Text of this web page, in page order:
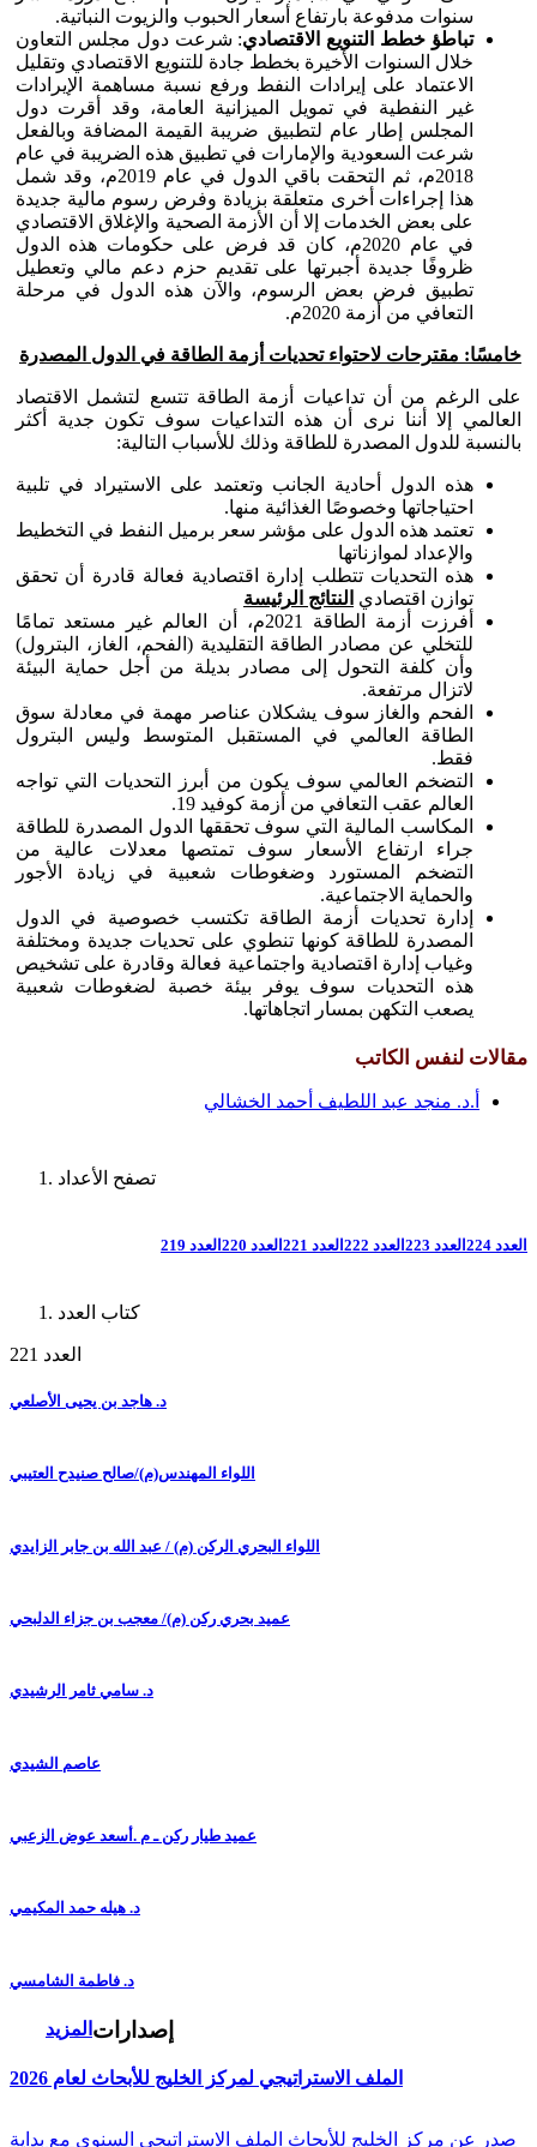
سنوات مدفوعة بارتفاع أسعار الحبوب والزيوت النباتية.
تباطؤ خطط التنويع الاقتصادي: شرعت دول مجلس التعاون
خلال السنوات الأخيرة بخطط جادة للتنويع الاقتصادي وتقليل
الاعتماد على إيرادات النفط ورفع نسبة مساهمة الإيرادات
غير النفطية في تمويل الميزانية العامة، وقد أقرت دول
المجلس إطار عام لتطبيق ضريبة القيمة المضافة وبالفعل
شرعت السعودية والإمارات في تطبيق هذه الضريبة في عام
2018م، ثم التحقت باقي الدول في عام 2019م، وقد شمل
هذا إجراءات أخرى متعلقة بزيادة وفرض رسوم مالية جديدة
على بعض الخدمات إلا أن الأزمة الصحية والإغلاق الاقتصادي
في عام 2020م، كان قد فرض على حكومات هذه الدول
ظروفًا جديدة أجبرتها على تقديم حزم دعم مالي وتعطيل
تطبيق فرض بعض الرسوم، والآن هذه الدول في مرحلة
التعافي من أزمة 2020م.
خامسًا: مقترحات لاحتواء تحديات أزمة الطاقة في الدول المصدرة
على الرغم من أن تداعيات أزمة الطاقة تتسع لتشمل الاقتصاد
العالمي إلا أننا نرى أن هذه التداعيات سوف تكون جدية أكثر
بالنسبة للدول المصدرة للطاقة وذلك للأسباب التالية:
هذه الدول أحادية الجانب وتعتمد على الاستيراد في تلبية
احتياجاتها وخصوصًا الغذائية منها.
تعتمد هذه الدول على مؤشر سعر برميل النفط في التخطيط
والإعداد لموازناتها
هذه التحديات تتطلب إدارة اقتصادية فعالة قادرة أن تحقق
توازن اقتصادي النتائج الرئيسة
أفرزت أزمة الطاقة 2021م، أن العالم غير مستعد تمامًا
للتخلي عن مصادر الطاقة التقليدية (الفحم، الغاز، البترول)
وأن كلفة التحول إلى مصادر بديلة من أجل حماية البيئة
لاتزال مرتفعة.
الفحم والغاز سوف يشكلان عناصر مهمة في معادلة سوق
الطاقة العالمي في المستقبل المتوسط وليس البترول
فقط.
التضخم العالمي سوف يكون من أبرز التحديات التي تواجه
العالم عقب التعافي من أزمة كوفيد 19.
المكاسب المالية التي سوف تحققها الدول المصدرة للطاقة
جراء ارتفاع الأسعار سوف تمتصها معدلات عالية من
التضخم المستورد وضغوطات شعبية في زيادة الأجور
والحماية الاجتماعية.
إدارة تحديات أزمة الطاقة تكتسب خصوصية في الدول
المصدرة للطاقة كونها تنطوي على تحديات جديدة ومختلفة
وغياب إدارة اقتصادية واجتماعية فعالة وقادرة على تشخيص
هذه التحديات سوف يوفر بيئة خصبة لضغوطات شعبية
يصعب التكهن بمسار اتجاهاتها.
مقالات لنفس الكاتب
أ.د. منجد عبد اللطيف أحمد الخشالي
تصفح الأعداد
العدد 224 العدد 223 العدد 222 العدد 221 العدد 220 العدد 219
كتاب العدد
العدد 221
د. هاجد بن يحيى الأصلعي
اللواء المهندس(م)/صالح صنيدح العتيبي
اللواء البحري الركن (م) / عبد الله بن جابر الزايدي
عميد بحري ركن (م)/ معجب بن جزاء الدلبحي
د. سامي ثامر الرشيدي
عاصم الشيدي
عميد طيار ركن ـ م .أسعد عوض الزعبي
د. هيله حمد المكيمي
د. فاطمة الشامسي
المزيد إصدارات
الملف الاستراتيجي لمركز الخليج للأبحاث لعام 2026
صدر عن مركز الخليج للأبحاث الملف الاستراتيجي السنوي مع بداية